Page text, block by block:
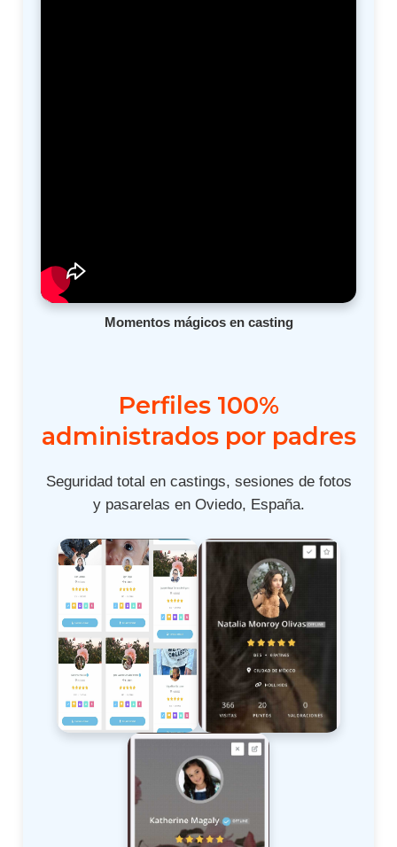
Momentos mágicos en casting
Perfiles 100%
administrados por padres
Seguridad total en castings, sesiones de fotos
y pasarelas en Oviedo, España.